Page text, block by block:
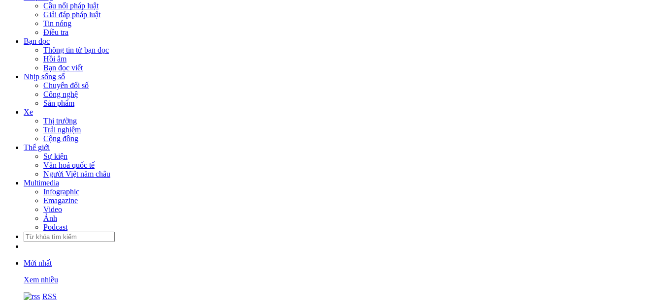
Cầu nối pháp luật
Giải đáp pháp luật
Tin nóng
Điều tra
Bạn đọc
Thông tin từ bạn đọc
Hồi âm
Bạn đọc viết
Nhịp sống số
Chuyển đổi số
Công nghệ
Sản phẩm
Xe
Thị trường
Trải nghiệm
Cộng đồng
Thế giới
Sự kiện
Văn hoá quốc tế
Người Việt năm châu
Multimedia
Infographic
Emagazine
Video
Ảnh
Podcast
Mới nhất
Xem nhiều
RSS